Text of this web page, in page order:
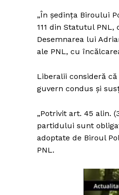
„În ședința Biroului
111 din Statutul
Desemnarea lui
ale PNL, cu
Liberalii consideră
guvern condus și
„Potrivit art. 45 alin.
partidului sunt
adoptate de Biroul
PNL.